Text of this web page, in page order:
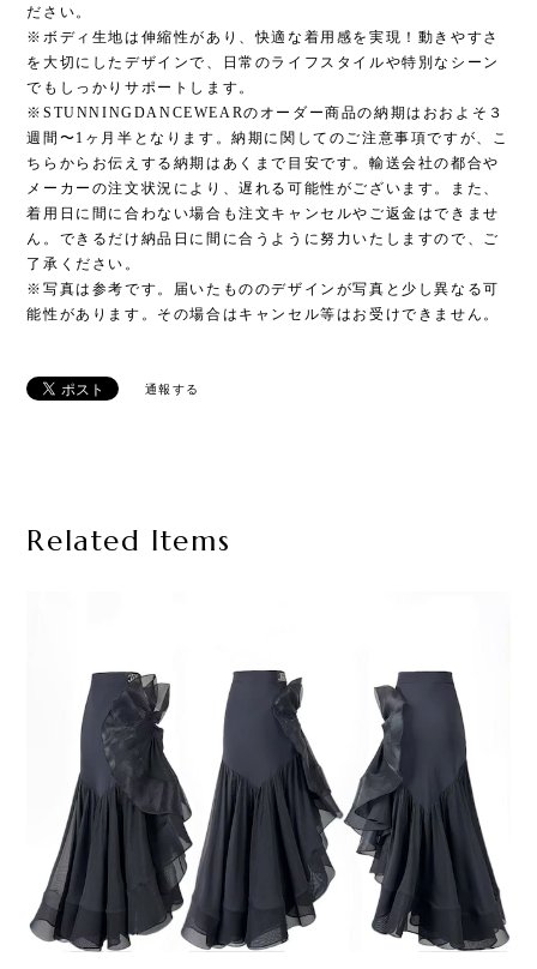
ださい。
※ボディ生地は伸縮性があり、快適な着用感を実現！動きやすさ
を大切にしたデザインで、日常のライフスタイルや特別なシーン
でもしっかりサポートします。
※STUNNINGDANCEWEARのオーダー商品の納期はおおよそ３
週間〜1ヶ月半となります。納期に関してのご注意事項ですが、こ
ちらからお伝えする納期はあくまで目安です。輸送会社の都合や
メーカーの注文状況により、遅れる可能性がございます。また、
着用日に間に合わない場合も注文キャンセルやご返金はできませ
ん。できるだけ納品日に間に合うように努力いたしますので、ご
了承ください。
※写真は参考です。届いたもののデザインが写真と少し異なる可
能性があります。その場合はキャンセル等はお受けできません。
通報する
Related Items